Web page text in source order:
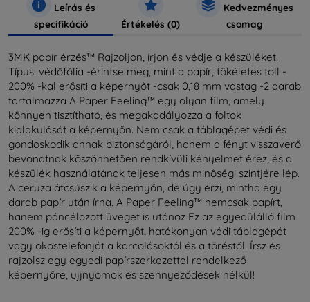
Leírás és
specifikáció
Értékelés (0)
Kedvezményes
csomag
3MK papír érzés™ Rajzoljon, írjon és védje a készüléket.
Típus: védőfólia -érintse meg, mint a papír, tökéletes toll -
200% -kal erősíti a képernyőt -csak 0,18 mm vastag -2 darab
tartalmazza A Paper Feeling™ egy olyan film, amely
könnyen tisztítható, és megakadályozza a foltok
kialakulását a képernyőn. Nem csak a táblagépet védi és
gondoskodik annak biztonságáról, hanem a fényt visszaverő
bevonatnak köszönhetően rendkívüli kényelmet érez, és a
készülék használatának teljesen más minőségi szintjére lép.
A ceruza átcsúszik a képernyőn, de úgy érzi, mintha egy
darab papír után írna. A Paper Feeling™ nemcsak papírt,
hanem páncélozott üveget is utánoz Ez az egyedülálló film
200% -ig erősíti a képernyőt, hatékonyan védi táblagépét
vagy okostelefonját a karcolásoktól és a töréstől. Írsz és
rajzolsz egy egyedi papírszerkezettel rendelkező
képernyőre, ujjnyomok és szennyeződések nélkül!